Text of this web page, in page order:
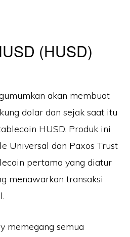
(HUSD)
akan membuat
dolar dan sejak saat itu
HUSD. Produk ini
Universal dan Paxos Trust
pertama yang diatur
menawarkan transaksi
memegang semua